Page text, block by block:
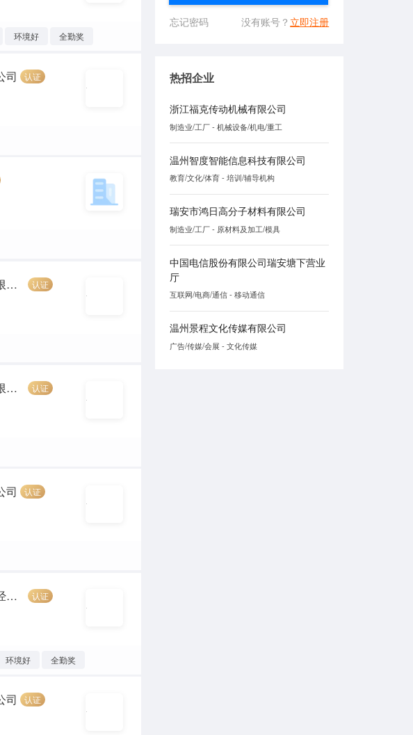
环境好 全勤奖
司 认证
瑞安市君御餐饮管理有限公司 认证
瑞安市君御餐饮管理有限公司 认证
司 认证
中国人寿瑞安星级客户经营部 认证
环境好 全勤奖
司 认证
忘记密码 没有账号？ 立即注册
热招企业
浙江福克传动机械有限公司
制造业/工厂 - 机械设备/机电/重工
温州智度智能信息科技有限公司
教育/文化/体育 - 培训/辅导机构
瑞安市鸿日高分子材料有限公司
制造业/工厂 - 原材料及加工/模具
中国电信股份有限公司瑞安塘下营业
厅
互联网/电商/通信 - 移动通信
温州景程文化传媒有限公司
广告/传媒/会展 - 文化传媒